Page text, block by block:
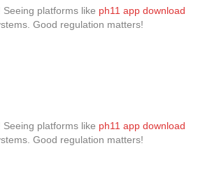
platforms like ph11 app download
Good regulation matters!
platforms like ph11 app download
Good regulation matters!